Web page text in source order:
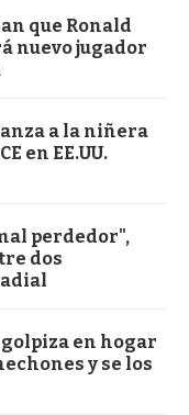
que Ronald
nuevo jugador
a la niñera
en EE.UU.
perdedor",
dos
en hogar
y se los